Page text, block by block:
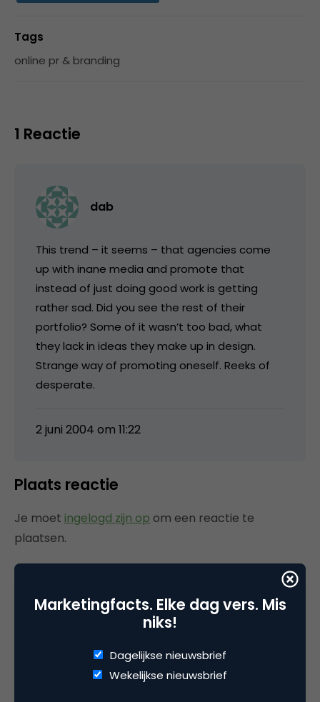
Tags
online pr & branding
1 Reactie
dab
This trend – it seems – that agencies come
up with inane media and promote that
instead of just doing good work is getting
rather sad. Did you see the rest of their
portfolio? Some of it wasn’t too bad, what
they lack in ideas they make up in design.
Strange way of promoting oneself. Reeks of
desperate.
2 juni 2004 om 11:22
Plaats reactie
Je moet ingelogd zijn op om een reactie te
plaatsen.
Gerelateerde artikelen
AI: Zorgen we voor vooruitgang
of voor verschraling?
Marketingfacts. Elke dag vers. Mis
niks!
Dagelijkse nieuwsbrief
Wekelijkse nieuwsbrief